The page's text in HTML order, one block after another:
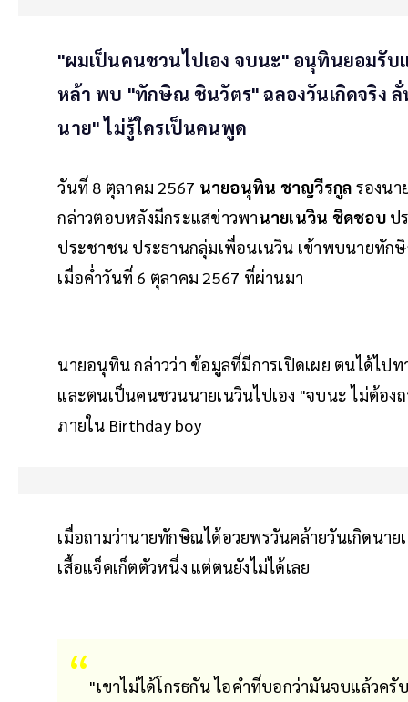
"ผมเป็นคนชวนไปเอง จบนะ" อนุทินยอมรั
หล้า พบ "ทักษิณ ชินวัตร" ฉลองวันเกิดจริง
นาย" ไม่รู้ใครเป็นคนพูด
วันที่ 8 ตุลาคม 2567 นายอนุทิน ชาญวีรกูล รองนา
กล่าวตอบหลังมีกระแสข่าวพานายเนวิน ชิดชอบ ป
ประชาชน ประธานกลุ่มเพื่อนเนวิน เข้าพบนายทั
เมื่อค่ำวันที่ 6 ตุลาคม 2567 ที่ผ่านมา
นายอนุทิน กล่าวว่า ข้อมูลที่มีการเปิดเผย ตนได้ไ
และตนเป็นคนชวนนายเนวินไปเอง "จบนะ ไม่ต้องถ
ภายใน Birthday boy
เมื่อถามว่านายทักษิณได้อวยพรวันคล้ายวันเกิดนา
เสื้อแจ็คเก็ตตัวหนึ่ง แต่ตนยังไม่ได้เลย
"เขาไม่ได้โกรธกัน ไอคำที่บอกว่ามันจบแล้วค